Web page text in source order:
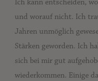
Ich kann entscheiden,
und worauf nicht. Ich
Jahren unmöglich
Stärken geworden. Ich
sich bei mir gut
wiederkommen. Einige